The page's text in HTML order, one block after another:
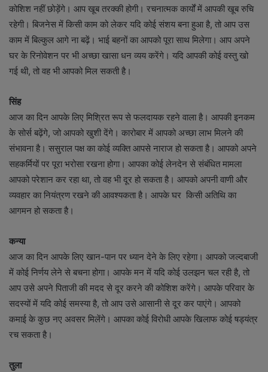
कोशिश नहीं छोड़ेंगे। आप खूब तरक्की होगी। रचनात्मक कार्यों में आपकी खूब रुचि
रहेगी। बिजनेस में किसी काम को लेकर यदि कोई संशय बना हुआ है, तो आप उस
काम में बिल्कुल आगे ना बढ़ें। भाई बहनों का आपको पूरा साथ मिलेगा। आप अपने
घर के रिनोवेशन पर भी अच्छा खासा धन व्यय करेंगे। यदि आपकी कोई वस्तु खो
गई थी, तो वह भी आपको मिल सकती है।
सिंह
आज का दिन आपके लिए मिश्रित रूप से फलदायक रहने वाला है। आपकी इनकम
के सोर्स बढ़ेंगे, जो आपको खुशी देंगे। कारोबार में आपको अच्छा लाभ मिलने की
संभावना है। ससुराल पक्ष का कोई व्यक्ति आपसे नाराज हो सकता है। आपको अपने
सहकर्मियों पर पूरा भरोसा रखना होगा। आपका कोई लेनदेन से संबंधित मामला
आपको परेशान कर रहा था, तो वह भी दूर हो सकता है। आपको अपनी वाणी और
व्यवहार का नियंत्रण रखने की आवश्यकता है। आपके घर किसी अतिथि का
आगमन हो सकता है।
कन्या
आज का दिन आपके लिए खान-पान पर ध्यान देने के लिए रहेगा। आपको जल्दबाजी
में कोई निर्णय लेने से बचना होगा। आपके मन में यदि कोई उलझन चल रही है, तो
आप उसे अपने पिताजी की मदद से दूर करने की कोशिश करेंगे। आपके परिवार के
सदस्यों में यदि कोई समस्या है, तो आप उसे आसानी से दूर कर पाएंगे। आपको
कमाई के कुछ नए अवसर मिलेंगे। आपका कोई विरोधी आपके खिलाफ कोई षड्यंत्र
रच सकता है।
तुला